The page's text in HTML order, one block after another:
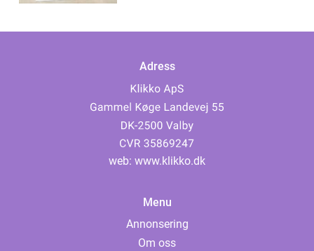
Adress
web: www.klikko.dk
Menu
Annonsering
Om oss